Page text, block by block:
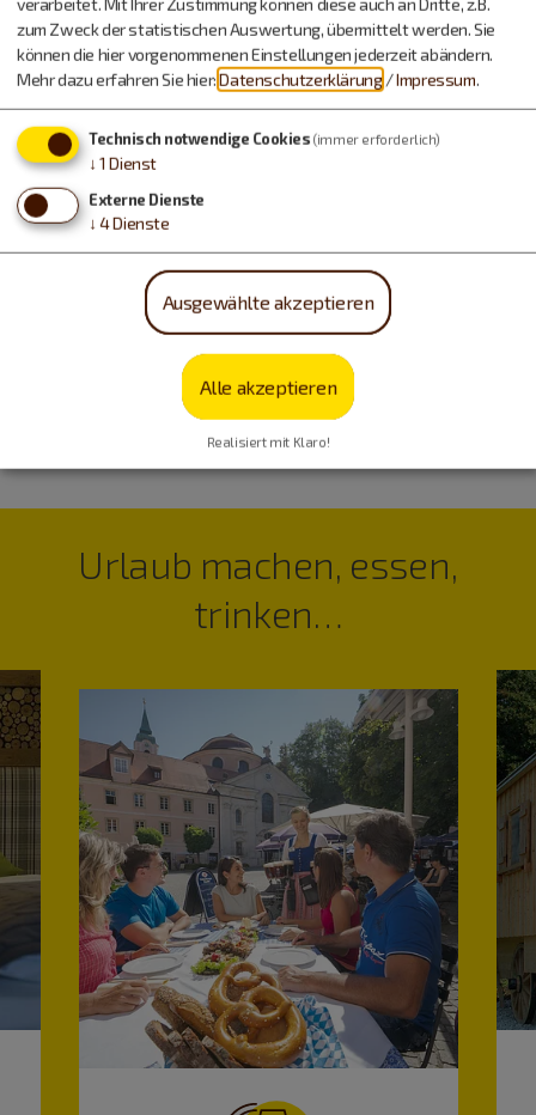
Urlaub machen, essen,
trinken…
verarbeitet. Mit Ihrer Zustimmung können diese auch an Dritte, z.B.
zum Zweck der statistischen Auswertung, übermittelt werden. Sie
können die hier vorgenommenen Einstellungen jederzeit abändern.
Mehr dazu erfahren Sie hier:Datenschutzerklärung /Impressum.
Technisch notwendige Cookies (immer erforderlich)
↓ 1 Dienst
Externe Dienste
↓ 4Dienste
Ausgewählte akzeptieren
Alle akzeptieren
Realisiert mit Klaro!